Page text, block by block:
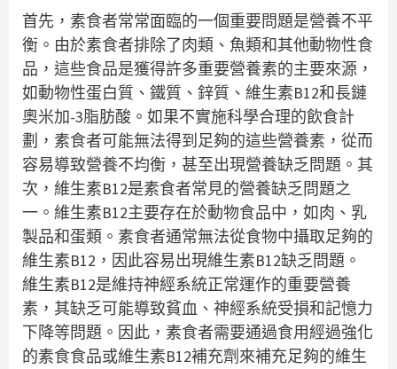
首先，素食者常常面臨的一個重要問題是營養不平
衡。由於素食者排除了肉類、魚類和其他動物性食
品，這些食品是獲得許多重要營養素的主要來源，
如動物性蛋白質、鐵質、鋅質、維生素B12和長鏈
奧米加-3脂肪酸。如果不實施科學合理的飲食計
劃，素食者可能無法得到足夠的這些營養素，從而
容易導致營養不均衡，甚至出現營養缺乏問題。其
次，維生素B12是素食者常見的營養缺乏問題之
一。維生素B12主要存在於動物食品中，如肉、乳
製品和蛋類。素食者通常無法從食物中攝取足夠的
維生素B12，因此容易出現維生素B12缺乏問題。
維生素B12是維持神經系統正常運作的重要營養
素，其缺乏可能導致貧血、神經系統受損和記憶力
下降等問題。因此，素食者需要通過食用經過強化
的素食食品或維生素B12補充劑來補充足夠的維生